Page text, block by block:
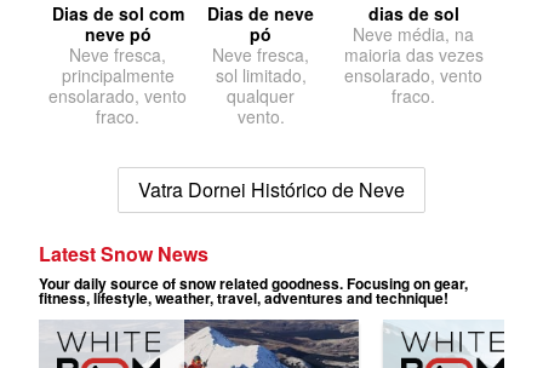
Dias de sol com
neve pó
Neve fresca,
principalmente
ensolarado, vento
fraco.
Dias de neve
pó
Neve fresca,
sol limitado,
qualquer
vento.
dias de sol
Neve média, na
maioria das vezes
ensolarado, vento
fraco.
Vatra Dornei Histórico de Neve